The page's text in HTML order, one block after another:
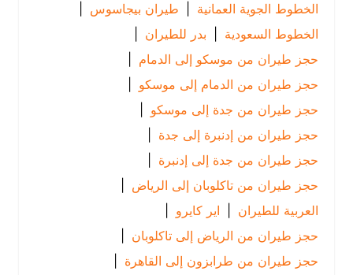
الخطوط الجوية العمانية | طيران بيجاسوس |
الخطوط السعودية | بدر للطيران |
حجز طيران من موسكو إلى الدمام
|
حجز طيران من الدمام إلى موسكو |
حجز طيران من جدة إلى موسكو |
حجز طيران من إدنبرة إلى جدة
حجز طيران من جدة إلى إدنبرة |
حجز طيران من تاكلوبان إلى الرياض
|
العربية للطيران | اير كايرو
|
حجز طيران من الرياض إلى تاكلوبان |
حجز طيران من طرابزون إلى القاهرة |